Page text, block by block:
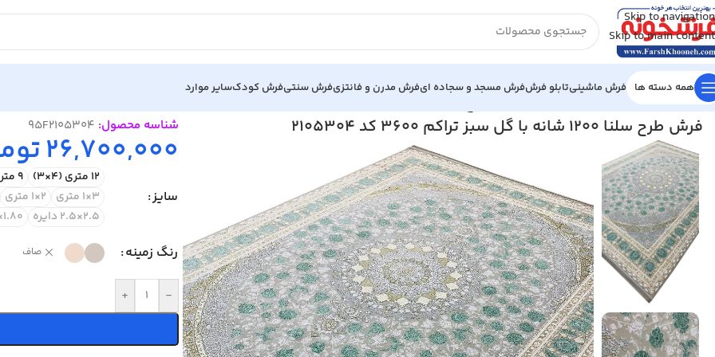
Skip to navigation
Skip to main content
همه دسته ها فرش ماشینیتابلو فرشفرش مسجد و سجاده ایفرش مدرن و فانتزیفرش سنتیفرش کودکسایر موارد
خانه/فرش ماشینی
فرش طرح سلنا 1200 شانه با گل سبز تراکم 3600 کد 2105304 شناسه محصول: 95F2105304
26,700,000
سایز
12 متری (4×3) 9 متری (3.5×2.5)
3×1 متری
2×1 متری
2.5×2.5 دایره
1.80×1.20 متری
رنگ زمینه صاف
-
+